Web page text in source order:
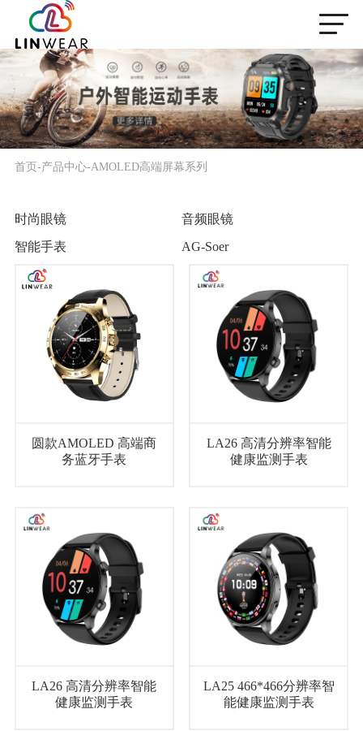
首页-产品中心-AMOLED高端屏幕系列
时尚眼镜
音频眼镜
智能手表
AG-Soer
圆款AMOLED 高端商
务蓝牙手表
LA26 高清分辨率智能
健康监测手表
LA26 高清分辨率智能
健康监测手表
LA25 466*466分辨率智
能健康监测手表